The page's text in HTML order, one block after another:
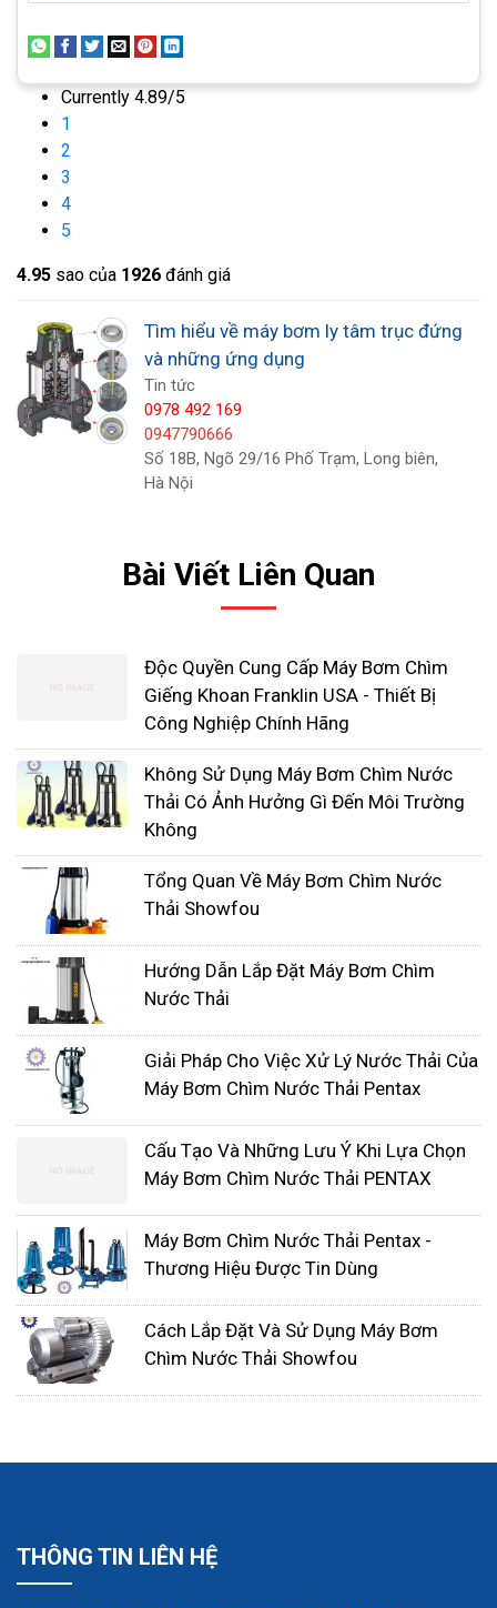
của máy bơm.
Một khi nước cung cấp ra khỏi bát khuếch tán
trước đó, sau đó nó sẽ chảy trong một đường ống
hướng ra ngoài.
Trục quay trong cột có thể được đỡ ở các khoảng
cách 3 hoặc 5 feet thông qua ống lót ống
lót. Chúng được đặt trong cột và được bôi trơn bởi
nước chảy qua chúng.
Đầu xả của máy bơm sẽ nằm ở bề mặt của máy
bơm này cho phép dòng nước thay đổi hướng,
theo hướng của đường ống xả. Một động cơ AC
đẩy cao thẳng đứng được đặt trên đỉnh của đầu
phóng điện.
Các loại máy bơm trục đứng khác nhau chủ yếu
bao gồm
Currently 4.89/5
1
2
3
4
5
4.95 sao của 1926 đánh giá
Tìm hiểu về máy bơm ly tâm trục đứng
và những ứng dụng
Tin tức
0978 492 169
0947790666
Số 18B, Ngõ 29/16 Phố Trạm, Long biên,
Hà Nội
Bài Viết Liên Quan
Độc Quyền Cung Cấp Máy Bơm Chìm
Giếng Khoan Franklin USA - Thiết Bị
Công Nghiệp Chính Hãng
Không Sử Dụng Máy Bơm Chìm Nước
Thải Có Ảnh Hưởng Gì Đến Môi Trường
Không
Tổng Quan Về Máy Bơm Chìm Nước
Thải Showfou
Hướng Dẫn Lắp Đặt Máy Bơm Chìm
Nước Thải
Giải Pháp Cho Việc Xử Lý Nước Thải Của
Máy Bơm Chìm Nước Thải Pentax
Cấu Tạo Và Những Lưu Ý Khi Lựa Chọn
Máy Bơm Chìm Nước Thải PENTAX
Máy Bơm Chìm Nước Thải Pentax -
Thương Hiệu Được Tin Dùng
Cách Lắp Đặt Và Sử Dụng Máy Bơm
Chìm Nước Thải Showfou
THÔNG TIN LIÊN HỆ